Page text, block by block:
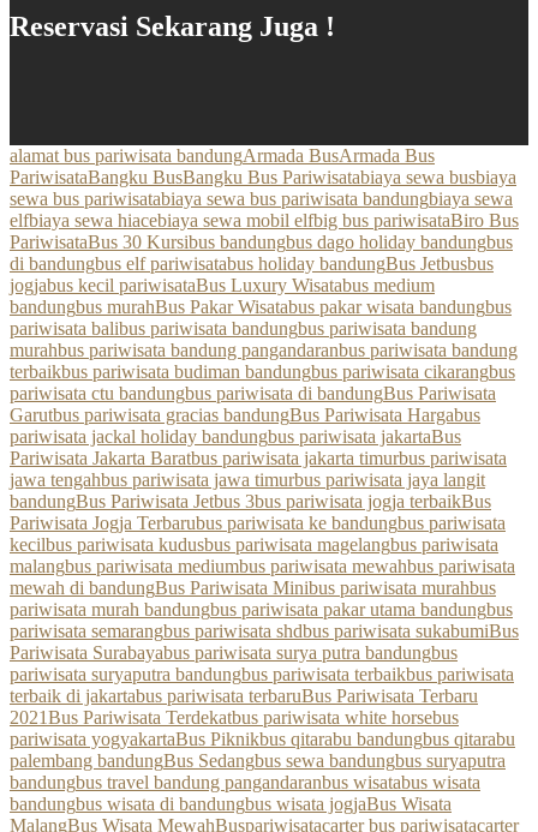
Reservasi Sekarang Juga !
alamat bus pariwisata bandungArmada BusArmada Bus
PariwisataBangku BusBangku Bus Pariwisatabiaya sewa busbiaya
sewa bus pariwisatabiaya sewa bus pariwisata bandungbiaya sewa
elfbiaya sewa hiacebiaya sewa mobil elfbig bus pariwisataBiro Bus
PariwisataBus 30 Kursibus bandungbus dago holiday bandungbus
di bandungbus elf pariwisatabus holiday bandungBus Jetbusbus
jogjabus kecil pariwisataBus Luxury Wisatabus medium
bandungbus murahBus Pakar Wisatabus pakar wisata bandungbus
pariwisata balibus pariwisata bandungbus pariwisata bandung
murahbus pariwisata bandung pangandaranbus pariwisata bandung
terbaikbus pariwisata budiman bandungbus pariwisata cikarangbus
pariwisata ctu bandungbus pariwisata di bandungBus Pariwisata
Garutbus pariwisata gracias bandungBus Pariwisata Hargabus
pariwisata jackal holiday bandungbus pariwisata jakartaBus
Pariwisata Jakarta Baratbus pariwisata jakarta timurbus pariwisata
jawa tengahbus pariwisata jawa timurbus pariwisata jaya langit
bandungBus Pariwisata Jetbus 3bus pariwisata jogja terbaikBus
Pariwisata Jogja Terbarubus pariwisata ke bandungbus pariwisata
kecilbus pariwisata kudusbus pariwisata magelangbus pariwisata
malangbus pariwisata mediumbus pariwisata mewahbus pariwisata
mewah di bandungBus Pariwisata Minibus pariwisata murahbus
pariwisata murah bandungbus pariwisata pakar utama bandungbus
pariwisata semarangbus pariwisata shdbus pariwisata sukabumiBus
Pariwisata Surabayabus pariwisata surya putra bandungbus
pariwisata suryaputra bandungbus pariwisata terbaikbus pariwisata
terbaik di jakartabus pariwisata terbaruBus Pariwisata Terbaru
2021Bus Pariwisata Terdekatbus pariwisata white horsebus
pariwisata yogyakartaBus Piknikbus qitarabu bandungbus qitarabu
palembang bandungBus Sedangbus sewa bandungbus suryaputra
bandungbus travel bandung pangandaranbus wisatabus wisata
bandungbus wisata di bandungbus wisata jogjaBus Wisata
MalangBus Wisata MewahBuspariwisatacarter bus pariwisatacarter